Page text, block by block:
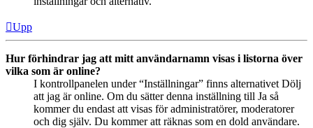
Upp
Hur förhindrar jag att mitt användarnamn visas i listorna över
vilka som är online?
I kontrollpanelen under “Inställningar” finns alternativet Dölj
att jag är online. Om du sätter denna inställning till Ja så
kommer du endast att visas för administratörer, moderatorer
och dig själv. Du kommer att räknas som en dold användare.